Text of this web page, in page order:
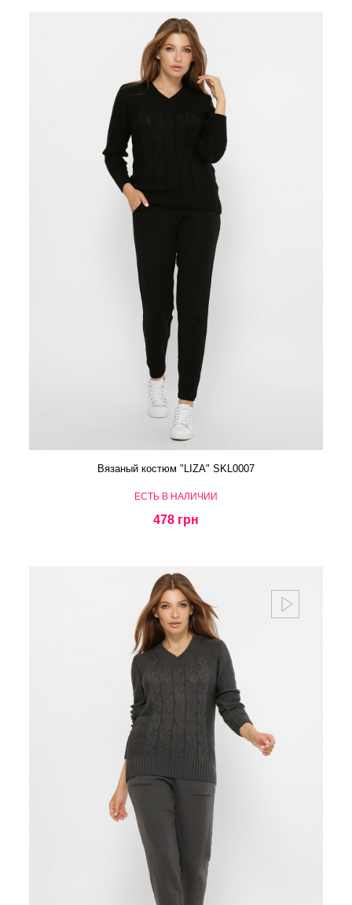
Вязаный костюм "LIZA" SKL0007
ЕСТЬ В НАЛИЧИИ
478 грн